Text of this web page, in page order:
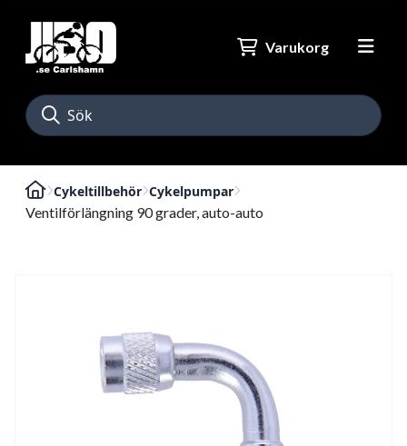
Varukorg
Cykeltillbehör Cykelpumpar
Ventilförlängning 90 grader, auto-auto